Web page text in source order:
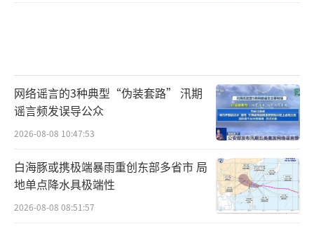
网络谣言的3种典型“伪装套路” 汛期
谣言频发误导公众
2026-08-08 10:47:53
白海豚或携极端暴雨重创东部多省市 局
地单点降水具极端性
2026-08-08 08:51:57